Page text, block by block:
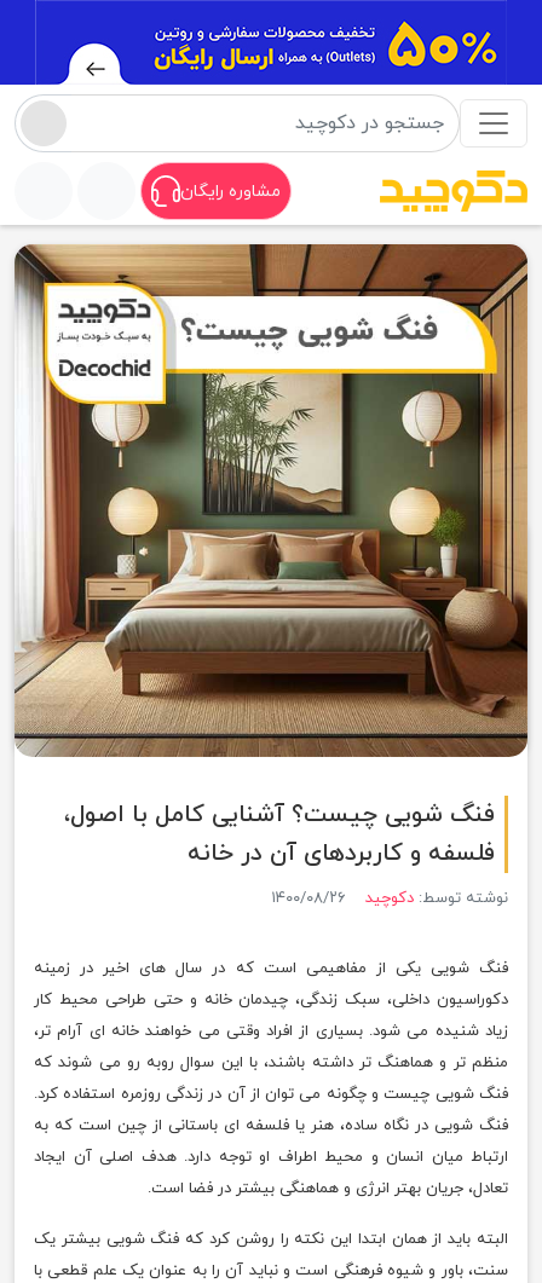
مشاوره رایگان
فنگ شویی چیست؟ آشنایی کامل با اصول،
فلسفه و کاربردهای آن در خانه
نوشته توسط: دکوچید ۱۴۰۰/۰۸/۲۶
فنگ شویی یکی از مفاهیمی است که در سال های اخیر در زمینه
دکوراسیون داخلی، سبک زندگی، چیدمان خانه و حتی طراحی محیط کار
زیاد شنیده می شود. بسیاری از افراد وقتی می خواهند خانه ای آرام تر،
منظم تر و هماهنگ تر داشته باشند، با این سوال روبه رو می شوند که
فنگ شویی چیست و چگونه می توان از آن در زندگی روزمره استفاده کرد.
فنگ شویی در نگاه ساده، هنر یا فلسفه ای باستانی از چین است که به
ارتباط میان انسان و محیط اطراف او توجه دارد. هدف اصلی آن ایجاد
تعادل، جریان بهتر انرژی و هماهنگی بیشتر در فضا است.
البته باید از همان ابتدا این نکته را روشن کرد که فنگ شویی بیشتر یک
سنت، باور و شیوه فرهنگی است و نباید آن را به عنوان یک علم قطعی با